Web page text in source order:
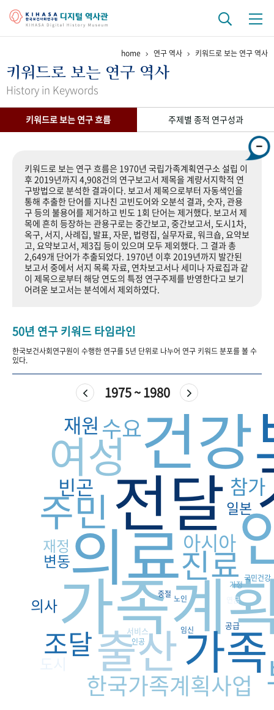
걸어온 길 기관 변천사 역대 기관장
연구 역사
기록물 아카이브
사진 아카이브 문서 기록물 행정박물 영상 기록물
+1주년 기념
성과 50선 숫자로 보는 50년 50+1주년 광장
세계와 함께 한 KIHASA
VR 역사관
home 연구 역사 키워드로 보는 연구 역사
키워드로 보는 연구 역사
History in Keywords
키워드로 보는 연구 흐름 주제별 종적 연구성과
키워드로 보는 연구 흐름은 1970년 국립가족계획연구소 설립 이
후 2019년까지 4,908건의 연구보고서 제목을 계량서지학적 연
구방법으로 분석한 결과이다. 보고서 제목으로부터 자동색인을
통해 추출한 단어를 지나친 고빈도어와 오분석 결과, 숫자, 관용
구 등의 불용어를 제거하고 빈도 1회 단어는 제거했다. 보고서 제
목에 흔히 등장하는 관용구로는 중간보고, 중간보고서, 도시1차,
옥구, 서지, 사례집, 발표, 자문, 법령집, 실무자료, 워크숍, 요약보
고, 요약보고서, 제3집 등이 있으며 모두 제외했다. 그 결과 총
2,649개 단어가 추출되었다. 1970년 이후 2019년까지 발간된
보고서 중에서 서지 목록 자료, 연차보고서나 세미나 자료집과 같
이 제목으로부터 해당 연도의 특정 연구주제를 반영한다고 보기
어려운 보고서는 분석에서 제외하였다.
50년 연구 키워드 타임라인
한국보건사회연구원이 수행한 연구를 5년 단위로 나누어 연구 키워드 분포를 볼 수
있다.
1975 ~ 1980
의료
전달
가족계
건강
가족
출산
여성
주민
진료
조달
한국가족계획사업
수요
아시아
참가
빈곤
재원
변동
재정
의사
일본
서비스 공급
가정
연금
노인
국민건강
임신
인공
중절